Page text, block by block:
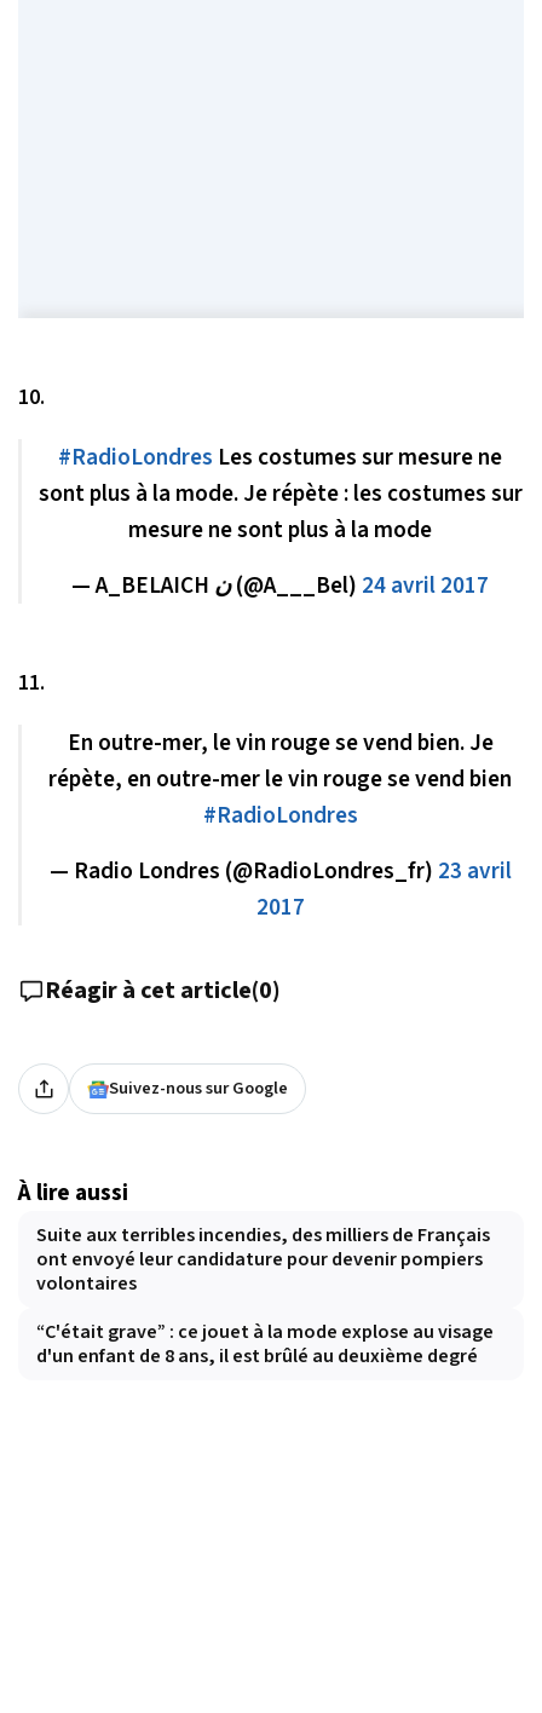
10.
#RadioLondres Les costumes sur mesure ne
sont plus à la mode. Je répète : les costumes sur
mesure ne sont plus à la mode
— A_BELAICH ن (@A___Bel) 24 avril 2017
11.
En outre-mer, le vin rouge se vend bien. Je
répète, en outre-mer le vin rouge se vend bien
#RadioLondres
— Radio Londres (@RadioLondres_fr) 23 avril
2017
Réagir à cet article(0)
Suivez-nous sur Google
À lire aussi
Suite aux terribles incendies, des milliers de Français
ont envoyé leur candidature pour devenir pompiers
volontaires
“C'était grave” : ce jouet à la mode explose au visage
d'un enfant de 8 ans, il est brûlé au deuxième degré